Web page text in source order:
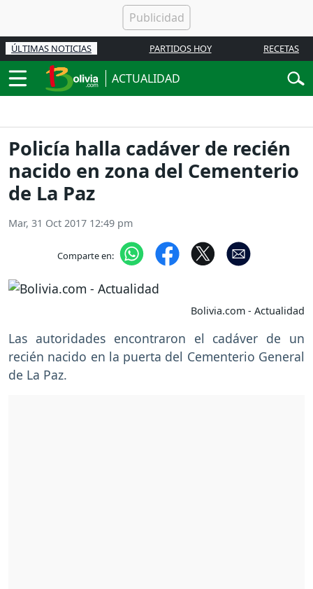
ÚLTIMAS NOTICIAS PARTIDOS HOY RECETAS
ACTUALIDAD
Policía halla cadáver de recién
nacido en zona del Cementerio
de La Paz
Mar, 31 Oct 2017 12:49 pm
Comparte en:
Bolivia.com - Actualidad
Las autoridades encontraron el cadáver de un
recién nacido en la puerta del Cementerio General
de La Paz.